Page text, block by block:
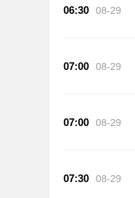
06:30 08-29
07:00 08-29
07:00 08-29
07:30 08-29